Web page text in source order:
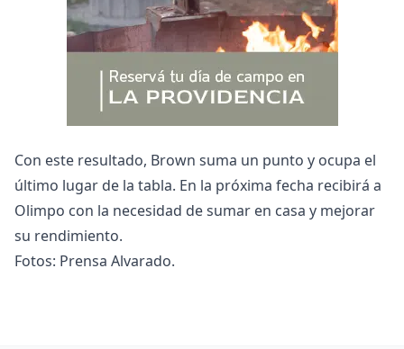
Con este resultado, Brown suma un punto y ocupa el
último lugar de la tabla. En la próxima fecha recibirá a
Olimpo con la necesidad de sumar en casa y mejorar
su rendimiento.
Fotos: Prensa Alvarado.